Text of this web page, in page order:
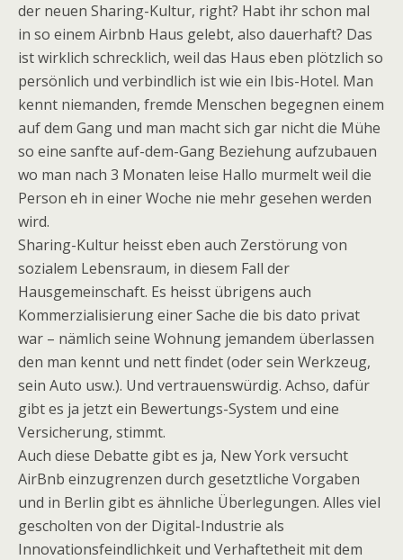
der neuen Sharing-Kultur, right? Habt ihr schon mal
in so einem Airbnb Haus gelebt, also dauerhaft? Das
ist wirklich schrecklich, weil das Haus eben plötzlich so
persönlich und verbindlich ist wie ein Ibis-Hotel. Man
kennt niemanden, fremde Menschen begegnen einem
auf dem Gang und man macht sich gar nicht die Mühe
so eine sanfte auf-dem-Gang Beziehung aufzubauen
wo man nach 3 Monaten leise Hallo murmelt weil die
Person eh in einer Woche nie mehr gesehen werden
wird.
Sharing-Kultur heisst eben auch Zerstörung von
sozialem Lebensraum, in diesem Fall der
Hausgemeinschaft. Es heisst übrigens auch
Kommerzialisierung einer Sache die bis dato privat
war – nämlich seine Wohnung jemandem überlassen
den man kennt und nett findet (oder sein Werkzeug,
sein Auto usw.). Und vertrauenswürdig. Achso, dafür
gibt es ja jetzt ein Bewertungs-System und eine
Versicherung, stimmt.
Auch diese Debatte gibt es ja, New York versucht
AirBnb einzugrenzen durch gesetztliche Vorgaben
und in Berlin gibt es ähnliche Überlegungen. Alles viel
gescholten von der Digital-Industrie als
Innovationsfeindlichkeit und Verhaftetheit mit dem